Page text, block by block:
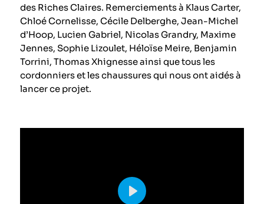
des Riches Claires. Remerciements à Klaus Carter,
Chloé Cornelisse, Cécile Delberghe, Jean-Michel
d’Hoop, Lucien Gabriel, Nicolas Grandry, Maxime
Jennes, Sophie Lizoulet, Héloïse Meire, Benjamin
Torrini, Thomas Xhignesse ainsi que tous les
cordonniers et les chaussures qui nous ont aidés à
lancer ce projet.